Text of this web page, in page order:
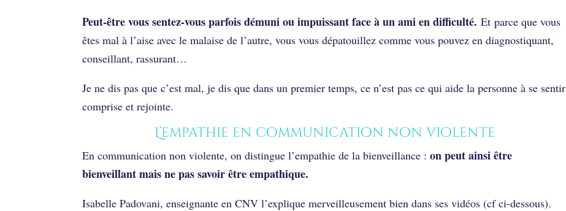
Peut-être vous sentez-vous parfois démuni ou impuissant face à un ami en difficulté. Et parce que vous
êtes mal à l’aise avec le malaise de l’autre, vous vous dépatouillez comme vous pouvez en diagnostiquant,
conseillant, rassurant…
Je ne dis pas que c’est mal, je dis que dans un premier temps, ce n’est pas ce qui aide la personne à se sentir
comprise et rejointe.
L’empathie en communication non violente
En communication non violente, on distingue l’empathie de la bienveillance :on peut ainsi être
bienveillant mais ne pas savoir être empathique.
Isabelle Padovani, enseignante en CNV l’explique merveilleusement bien dans ses vidéos (cf ci-dessous).